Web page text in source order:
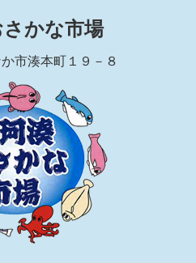
かな市場
市湊本町１９－８